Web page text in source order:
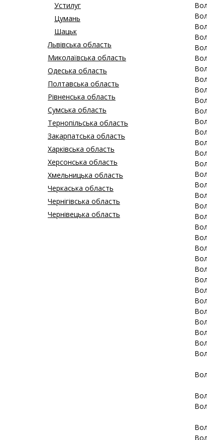
Устилуг
Цумань
Шацьк
Львівська область
Миколаївська область
Одеська область
Полтавська область
Рівненська область
Сумська область
Тернопільська область
Закарпатська область
Харківська область
Херсонська область
Хмельницька область
Черкаська область
Чернігівська область
Чернівецька область